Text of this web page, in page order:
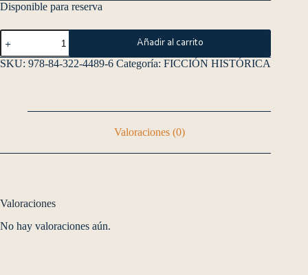
Disponible para reserva
Añadir al carrito
SKU: 978-84-322-4489-6 Categoría: FICCIÓN HISTÓRICA
Valoraciones (0)
Valoraciones
No hay valoraciones aún.